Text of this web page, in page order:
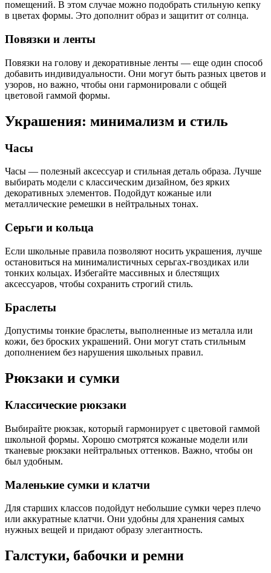
помещений. В этом случае можно подобрать стильную кепку
в цветах формы. Это дополнит образ и защитит от солнца.
Повязки и ленты
Повязки на голову и декоративные ленты — еще один способ
добавить индивидуальности. Они могут быть разных цветов и
узоров, но важно, чтобы они гармонировали с общей
цветовой гаммой формы.
Украшения: минимализм и стиль
Часы
Часы — полезный аксессуар и стильная деталь образа. Лучше
выбирать модели с классическим дизайном, без ярких
декоративных элементов. Подойдут кожаные или
металлические ремешки в нейтральных тонах.
Серьги и кольца
Если школьные правила позволяют носить украшения, лучше
остановиться на минималистичных серьгах-гвоздиках или
тонких кольцах. Избегайте массивных и блестящих
аксессуаров, чтобы сохранить строгий стиль.
Браслеты
Допустимы тонкие браслеты, выполненные из металла или
кожи, без броских украшений. Они могут стать стильным
дополнением без нарушения школьных правил.
Рюкзаки и сумки
Классические рюкзаки
Выбирайте рюкзак, который гармонирует с цветовой гаммой
школьной формы. Хорошо смотрятся кожаные модели или
тканевые рюкзаки нейтральных оттенков. Важно, чтобы он
был удобным.
Маленькие сумки и клатчи
Для старших классов подойдут небольшие сумки через плечо
или аккуратные клатчи. Они удобны для хранения самых
нужных вещей и придают образу элегантность.
Галстуки, бабочки и ремни